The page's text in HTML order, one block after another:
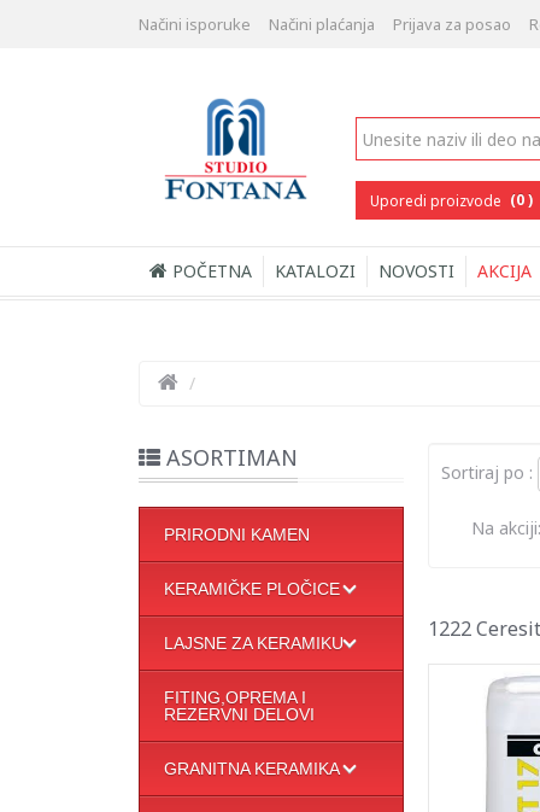
Načini isporuke Načini plaćanja Prijava za posao
Uporedi proizvode (0 )
POČETNA KATALOZI NOVOSTI AKCIJA
/
ASORTIMAN
PRIRODNI KAMEN
KERAMIČKE PLOČICE
LAJSNE ZA KERAMIKU
FITING,OPREMA I
REZERVNI DELOVI
GRANITNA KERAMIKA
Sortiraj po :
Na
1222